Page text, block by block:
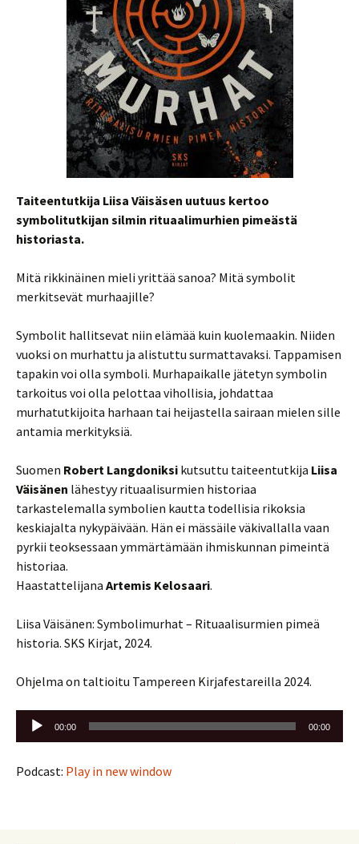
Taiteentutkija Liisa Väisäsen uutuus kertoo
symbolitutkijan silmin rituaalimurhien pimeästä
historiasta.
Mitä rikkinäinen mieli yrittää sanoa? Mitä symbolit
merkitsevät murhaajille?
Symbolit hallitsevat niin elämää kuin kuolemaakin. Niiden
vuoksi on murhattu ja alistuttu surmattavaksi. Tappamisen
tapakin voi olla symboli. Murhapaikalle jätetyn symbolin
tarkoitus voi olla pelottaa vihollisia, johdattaa
murhatutkijoita harhaan tai heijastella sairaan mielen sille
antamia merkityksiä.
Suomen Robert Langdoniksi kutsuttu taiteentutkija Liisa
Väisänen lähestyy rituaalisurmien historiaa
tarkastelemalla symbolien kautta todellisia rikoksia
keskiajalta nykypäivään. Hän ei mässäile väkivallalla vaan
pyrkii teoksessaan ymmärtämään ihmiskunnan pimeintä
historiaa.
Haastattelijana Artemis Kelosaari.
Liisa Väisänen: Symbolimurhat – Rituaalisurmien pimeä
historia. SKS Kirjat, 2024.
Ohjelma on taltioitu Tampereen Kirjafestareilla 2024.
Äänitoistin
00:00 00:00
Podcast: Play in new window